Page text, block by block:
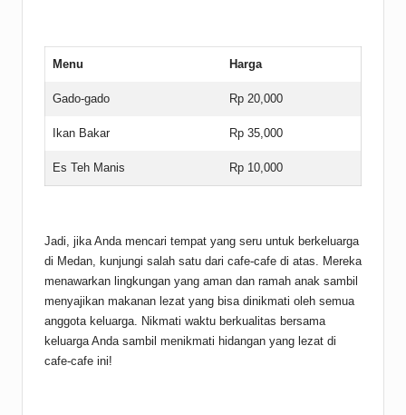
Menu Harga
Gado-gado Rp 20,000
Ikan Bakar Rp 35,000
Es Teh Manis Rp 10,000
Jadi, jika Anda mencari tempat yang seru untuk berkeluarga
di Medan, kunjungi salah satu dari cafe-cafe di atas. Mereka
menawarkan lingkungan yang aman dan ramah anak sambil
menyajikan makanan lezat yang bisa dinikmati oleh semua
anggota keluarga. Nikmati waktu berkualitas bersama
keluarga Anda sambil menikmati hidangan yang lezat di
cafe-cafe ini!